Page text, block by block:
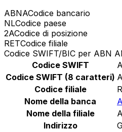
ABNACodice bancario
NLCodice paese
2ACodice di posizione
RETCodice filiale
Codice SWIFT/BIC per ABN
Codice SWIFT
Codice SWIFT (8 caratteri)
Codice filiale
Nome della banca
Nome della filiale
Indirizzo